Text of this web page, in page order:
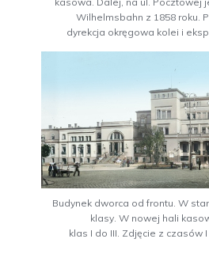
Wilhelmsbahn z 1858 roku.
dyrekcja okręgowa kolei i
Budynek dworca od frontu. W
klasy. W nowej hali
klas I do III. Zdjęcie z czasów